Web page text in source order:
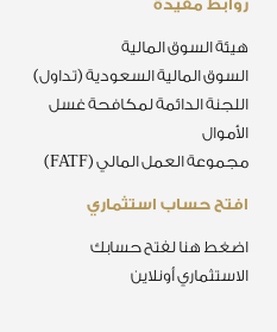
افتح حساب استثماري
اضغط هنا لفتح حسابك
الاستثماري أونلاين
روابط مفيدة
هيئة السوق المالية
السوق المالية السعودية (تداول)
اللجنة الدائمة لمكافحة غسل
الأموال
مجموعة العمل المالي (FATF)